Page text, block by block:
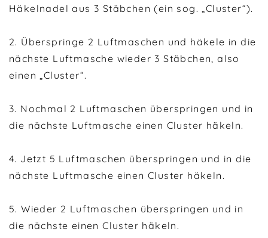
Häkelnadel aus 3 Stäbchen (ein sog. „Cluster“).
2. Überspringe 2 Luftmaschen und häkele in die
nächste Luftmasche wieder 3 Stäbchen, also
einen „Cluster“.
3. Nochmal 2 Luftmaschen überspringen und in
die nächste Luftmasche einen Cluster häkeln.
4. Jetzt 5 Luftmaschen überspringen und in die
nächste Luftmasche einen Cluster häkeln.
5. Wieder 2 Luftmaschen überspringen und in
die nächste einen Cluster häkeln.